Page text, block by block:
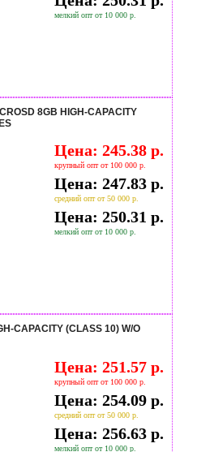
мелкий опт от 10 000 р.
8GB HIGH-CAPACITY
Цена: 245.38 р.
крупный опт от 100 000 р.
Цена: 247.83 р.
средний опт от 50 000 р.
Цена: 250.31 р.
мелкий опт от 10 000 р.
CAPACITY (CLASS 10) W/O
Цена: 251.57 р.
крупный опт от 100 000 р.
Цена: 254.09 р.
средний опт от 50 000 р.
Цена: 256.63 р.
мелкий опт от 10 000 р.